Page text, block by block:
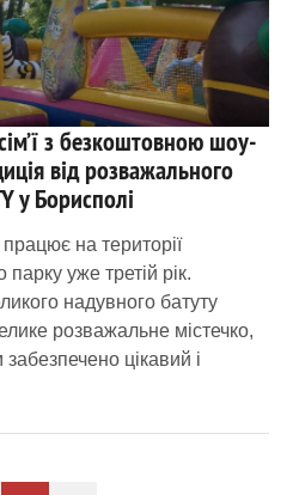
з безкоштовною шоу-
від розважального
у Борисполі
на території
парку уже третій рік.
надувного батуту
розважальне містечко,
забезпечено цікавий і